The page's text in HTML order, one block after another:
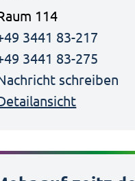
114
3441 83-217
3441 83-275
schreiben